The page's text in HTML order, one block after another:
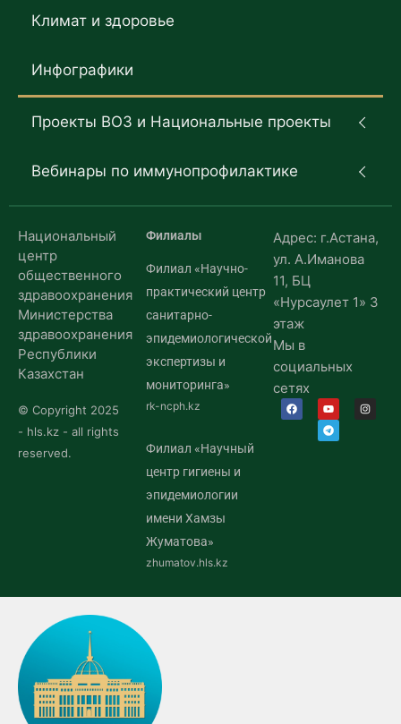
Климат и здоровье
Инфографики
Проекты ВОЗ и Национальные проекты
Вебинары по иммунопрофилактике
Национальный
центр
общественного
здравоохранения
Министерства
здравоохранения
Республики
Казахстан
© Copyright 2025
- hls.kz - all rights
reserved.
Филиалы
Филиал «Научно-
практический центр
санитарно-
эпидемиологической
экспертизы и
мониторинга»
rk-ncph.kz
Филиал «Научный
центр гигиены и
эпидемиологии
имени Хамзы
Жуматова»
zhumatov.hls.kz
Адрес: г.Астана,
ул. А.Иманова
11, БЦ
«Нурсаулет 1» 3
этаж
Мы в
социальных
сетях